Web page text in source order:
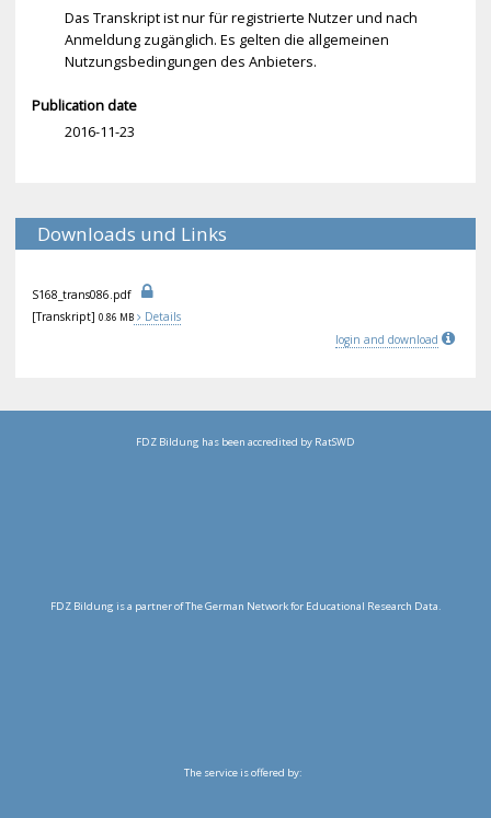
Das Transkript ist nur für registrierte Nutzer und nach
Anmeldung zugänglich. Es gelten die allgemeinen
Nutzungsbedingungen des Anbieters.
Publication date
2016-11-23
Downloads und Links
S168_trans086.pdf
[Transkript] 0.86 MB
Details
login and download
FDZ Bildung has been accredited by RatSWD
FDZ Bildung is a partner of The German Network for Educational Research Data.
The service is offered by: